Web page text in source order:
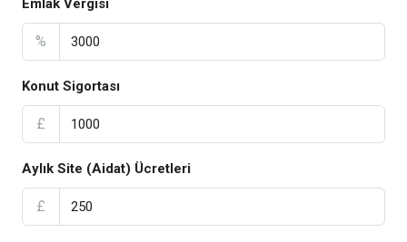
Emlak Vergisi
%
Konut Sigortası
£
Aylık Site (Aidat) Ücretleri
£